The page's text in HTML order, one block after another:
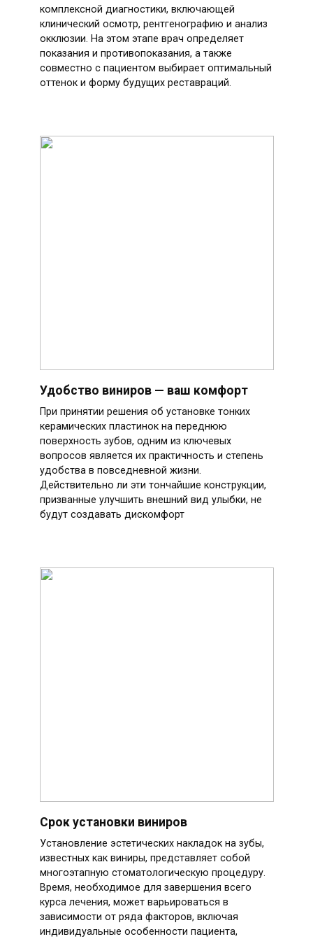
комплексной диагностики, включающей
клинический осмотр, рентгенографию и анализ
окклюзии. На этом этапе врач определяет
показания и противопоказания, а также
совместно с пациентом выбирает оптимальный
оттенок и форму будущих реставраций.
Удобство виниров — ваш комфорт
При принятии решения об установке тонких
керамических пластинок на переднюю
поверхность зубов, одним из ключевых
вопросов является их практичность и степень
удобства в повседневной жизни.
Действительно ли эти тончайшие конструкции,
призванные улучшить внешний вид улыбки, не
будут создавать дискомфорт
Срок установки виниров
Установление эстетических накладок на зубы,
известных как виниры, представляет собой
многоэтапную стоматологическую процедуру.
Время, необходимое для завершения всего
курса лечения, может варьироваться в
зависимости от ряда факторов, включая
индивидуальные особенности пациента,